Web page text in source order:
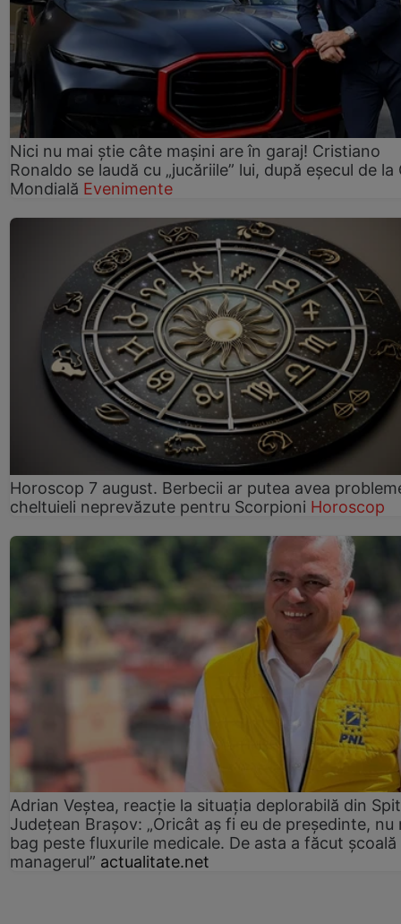
Nici nu mai știe câte mașini are în garaj! Cristiano
Ronaldo se laudă cu „jucăriile” lui, după eșecul de la
Mondială Evenimente
Horoscop 7 august. Berbecii ar putea avea
cheltuieli neprevăzute pentru Scorpioni Horoscop
Adrian Veștea, reacție la situația deplorabilă din
Județean Brașov: „Oricât aș fi eu de președinte, nu
bag peste fluxurile medicale. De asta a făcut școală
managerul” actualitate.net